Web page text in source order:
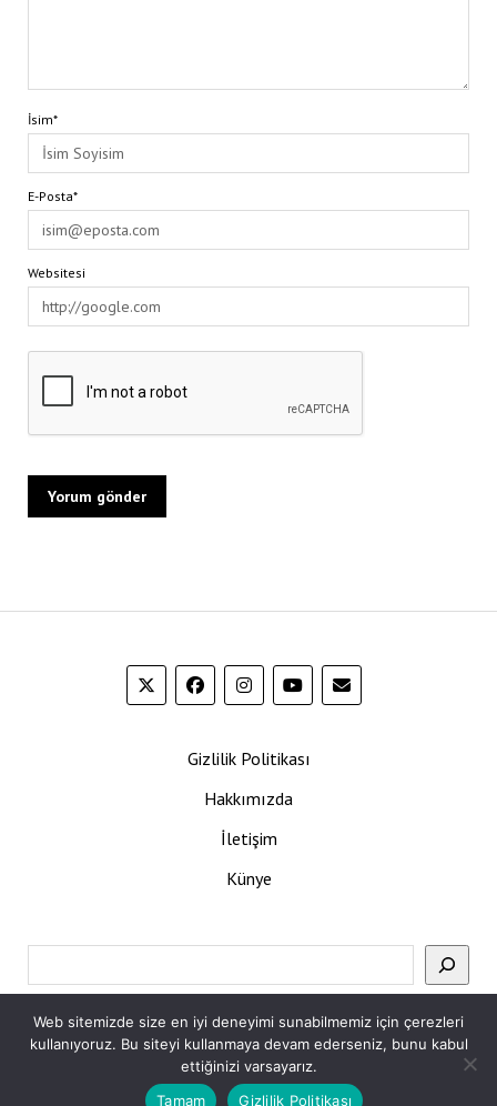
İsim*
E-Posta*
Websitesi
Gizlilik Politikası
Hakkımızda
İletişim
Künye
Web sitemizde size en iyi deneyimi sunabilmemiz için çerezleri
kullanıyoruz. Bu siteyi kullanmaya devam ederseniz, bunu kabul
ettiğinizi varsayarız.
Tamam
Gizlilik Politikası